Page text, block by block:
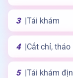
3 Tái khám
4 Cắt chỉ, tháo
5 Tái khám